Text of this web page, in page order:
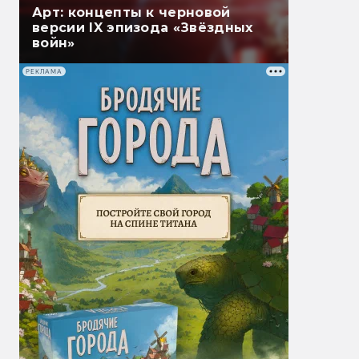
Арт: концепты к черновой
версии IX эпизода «Звёздных
войн»
РЕКЛАМА